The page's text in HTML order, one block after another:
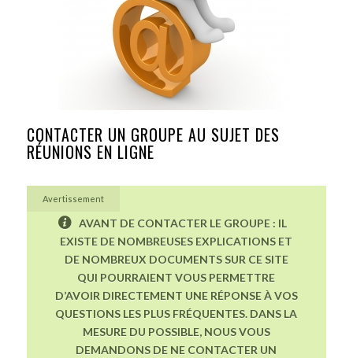
CONTACTER UN GROUPE AU SUJET DES
RÉUNIONS EN LIGNE
Avertissement
AVANT DE CONTACTER LE GROUPE : IL
EXISTE DE NOMBREUSES EXPLICATIONS ET
DE NOMBREUX DOCUMENTS SUR CE SITE
QUI POURRAIENT VOUS PERMETTRE
D’AVOIR DIRECTEMENT UNE RÉPONSE À VOS
QUESTIONS LES PLUS FRÉQUENTES. DANS LA
MESURE DU POSSIBLE, NOUS VOUS
DEMANDONS DE NE CONTACTER UN